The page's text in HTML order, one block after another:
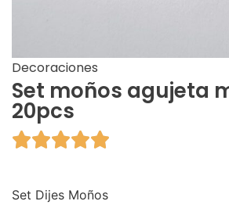
Decoraciones
Set moños agujeta
20pcs

Set Dijes Moños